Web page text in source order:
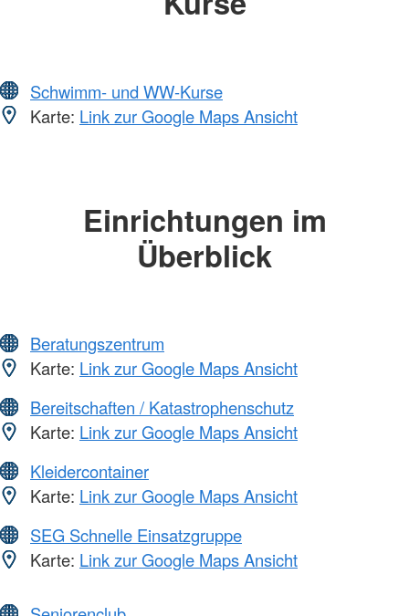
Schwimm- und WW-Kurse
Karte: Link zur Google Maps Ansicht
Einrichtungen im
Überblick
Beratungszentrum
Karte: Link zur Google Maps Ansicht
Bereitschaften / Katastrophenschutz
Karte: Link zur Google Maps Ansicht
Kleidercontainer
Karte: Link zur Google Maps Ansicht
SEG Schnelle Einsatzgruppe
Karte: Link zur Google Maps Ansicht